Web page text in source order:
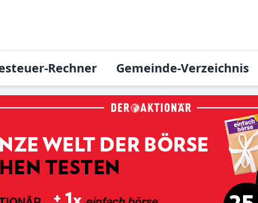
Rechner Gemeinde-Verzeichnis